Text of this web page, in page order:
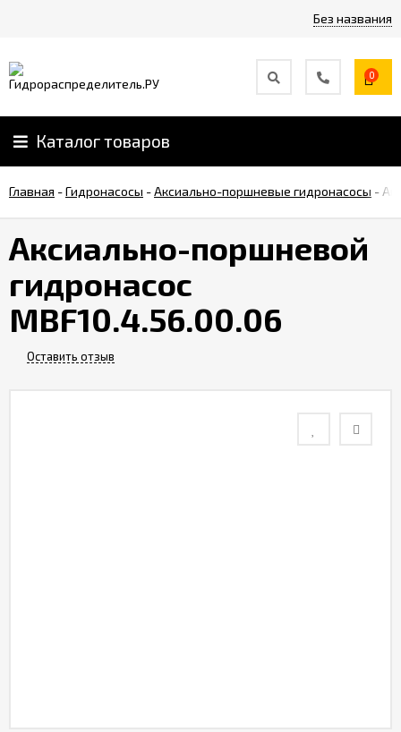
Без названия
0
Каталог товаров
Главная -Гидронасосы -Аксиально-поршневые гидронасосы -
Аксиально-поршневой
гидронасос
MBF10.4.56.00.06
Оставить отзыв